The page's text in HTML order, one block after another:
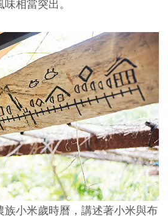
味相當突出。
族小米歲時曆，講述著小米與布